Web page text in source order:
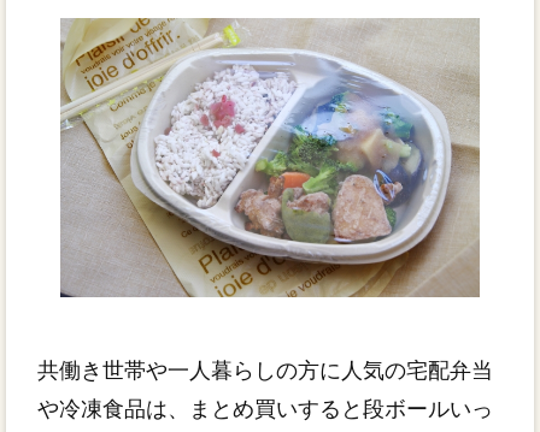
共働き世帯や一人暮らしの方に人気の宅配弁当
や冷凍食品は、まとめ買いすると段ボールいっ